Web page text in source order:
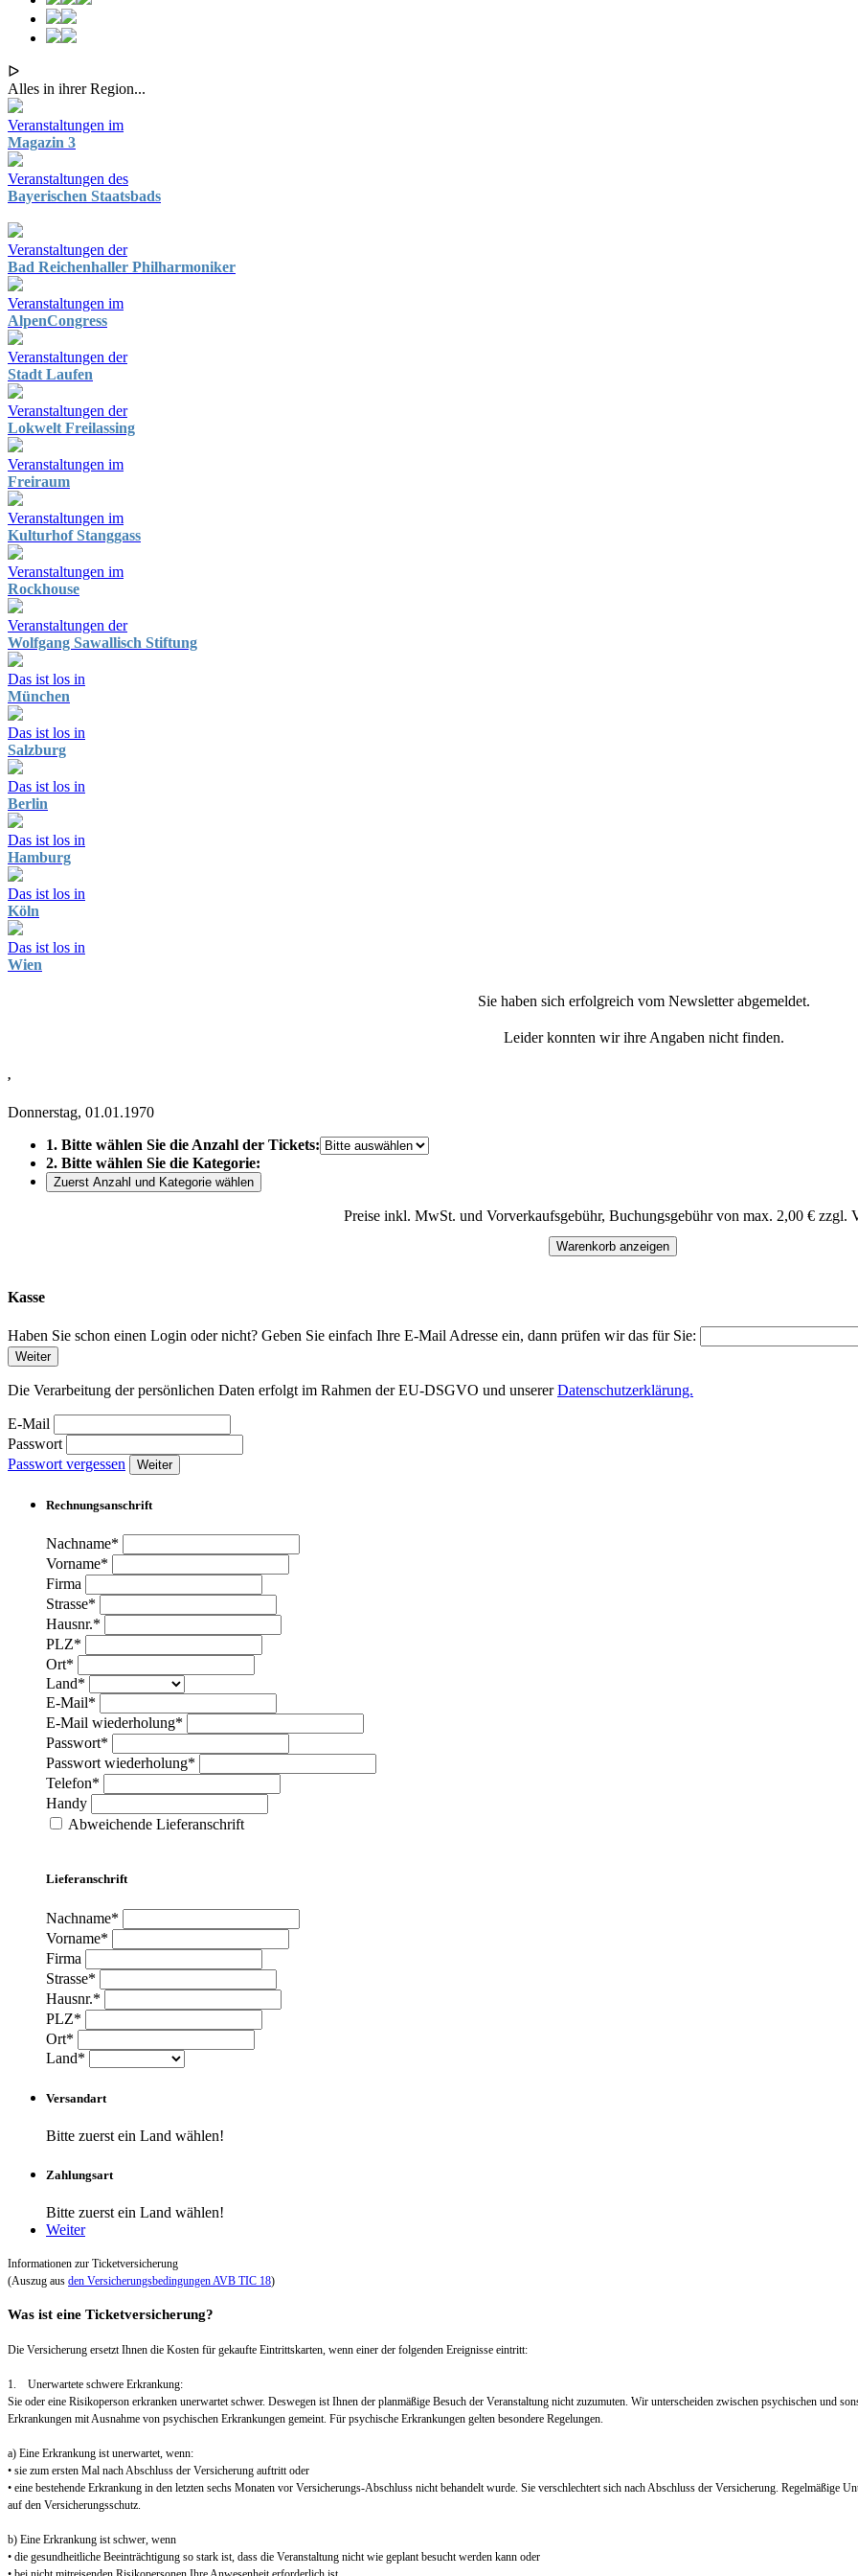
ᐅ
Alles in ihrer Region...
Veranstaltungen im
Magazin 3
Veranstaltungen des
Bayerischen Staatsbads
Veranstaltungen der
Bad Reichenhaller Philharmoniker
Veranstaltungen im
AlpenCongress
Veranstaltungen der
Stadt Laufen
Veranstaltungen der
Lokwelt Freilassing
Veranstaltungen im
Freiraum
Veranstaltungen im
Kulturhof Stanggass
Veranstaltungen im
Rockhouse
Veranstaltungen der
Wolfgang Sawallisch Stiftung
Das ist los in
München
Das ist los in
Salzburg
Das ist los in
Berlin
Das ist los in
Hamburg
Das ist los in
Köln
Das ist los in
Wien
Sie haben sich erfolgreich vom Newsletter abgemeldet.
Leider konnten wir ihre Angaben nicht finden.
,
Donnerstag, 01.01.1970
1. Bitte wählen Sie die Anzahl der Tickets:
2. Bitte wählen Sie die Kategorie:
Zuerst Anzahl und Kategorie wählen
Preise inkl. MwSt. und Vorverkaufsgebühr, Buchungsgebühr von max. 2,00 € zzgl.
Warenkorb anzeigen
Kasse
Haben Sie schon einen Login oder nicht? Geben Sie einfach Ihre E-Mail Adresse ein, dann prüfen wir das für Sie:
Weiter
Die Verarbeitung der persönlichen Daten erfolgt im Rahmen der EU-DSGVO und unsererDatenschutzerklärung.
E-Mail
Passwort
Passwort vergessen
Weiter
Rechnungsanschrift
Nachname*
Vorname*
Firma
Strasse*
Hausnr.*
PLZ*
Ort*
Land*
E-Mail*
E-Mail wiederholung*
Passwort*
Passwort wiederholung*
Telefon*
Handy
Abweichende Lieferanschrift
Lieferanschrift
Nachname*
Vorname*
Firma
Strasse*
Hausnr.*
PLZ*
Ort*
Land*
Versandart
Bitte zuerst ein Land wählen!
Zahlungsart
Bitte zuerst ein Land wählen!
Weiter
Informationen zur Ticketversicherung
(Auszug aus den Versicherungsbedingungen AVB TIC 18)
Was ist eine Ticketversicherung?
Die Versicherung ersetzt Ihnen die Kosten für gekaufte Eintrittskarten, wenn einer der folgenden Ereignisse eintritt:
1. Unerwartete schwere Erkrankung:
Sie oder eine Risikoperson erkranken unerwartet schwer. Deswegen ist Ihnen der planmäßige Besuch der Veranstaltung nicht zuzumuten. Wir unterscheiden zwischen psychischen und
Erkrankungen mit Ausnahme von psychischen Erkrankungen gemeint. Für psychische Erkrankungen gelten besondere Regelungen.
a) Eine Erkrankung ist unerwartet, wenn:
• sie zum ersten Mal nach Abschluss der Versicherung auftritt oder
• eine bestehende Erkrankung in den letzten sechs Monaten vor Versicherungs-Abschluss nicht behandelt wurde. Sie verschlechtert sich nach Abschluss der Versicherung. Regelmäßige
auf den Versicherungsschutz.
b) Eine Erkrankung ist schwer, wenn
• die gesundheitliche Beeinträchtigung so stark ist, dass die Veranstaltung nicht wie geplant besucht werden kann oder